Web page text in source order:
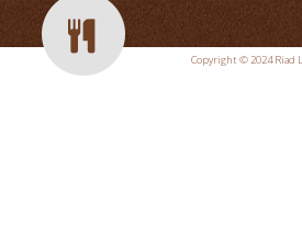
Copyright © 2024 Riad